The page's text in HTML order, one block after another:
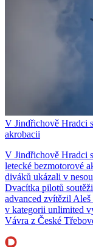
V Jindřichově Hradci
akrobacii
V Jindřichově Hradci
letecké bezmotorové
diváků ukázali v
Dvacítka pilotů
advanced zvítězil
v kategorii unlimited
Vávra z České